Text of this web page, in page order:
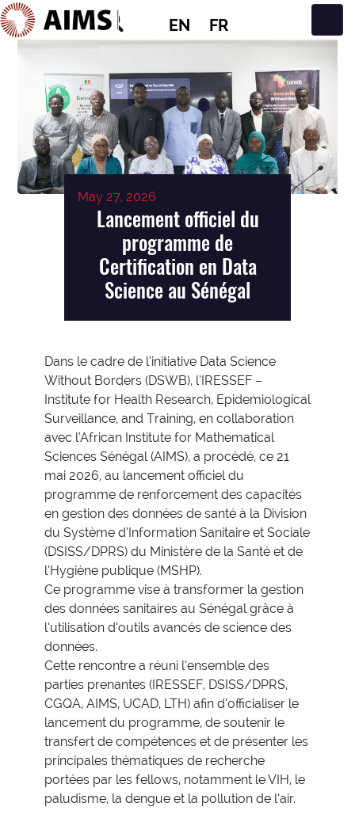
EN FR
Main Navigation
May 27, 2026
Lancement officiel du
programme de
Certification en Data
Science au Sénégal
Dans le cadre de l’initiative Data Science
Without Borders (DSWB), l’IRESSEF –
Institute for Health Research, Epidemiological
Surveillance, and Training, en collaboration
avec l’African Institute for Mathematical
Sciences Sénégal (AIMS), a procédé, ce 21
mai 2026, au lancement officiel du
programme de renforcement des capacités
en gestion des données de santé à la Division
du Système d’Information Sanitaire et Sociale
(DSISS/DPRS) du Ministère de la Santé et de
l’Hygiène publique (MSHP).
Ce programme vise à transformer la gestion
des données sanitaires au Sénégal grâce à
l’utilisation d’outils avancés de science des
données.
Cette rencontre a réuni l’ensemble des
parties prenantes (IRESSEF, DSISS/DPRS,
CGQA, AIMS, UCAD, LTH) afin d’officialiser le
lancement du programme, de soutenir le
transfert de compétences et de présenter les
principales thématiques de recherche
portées par les fellows, notamment le VIH, le
paludisme, la dengue et la pollution de l’air.